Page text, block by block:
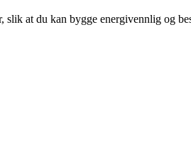
at du kan bygge energivennlig og